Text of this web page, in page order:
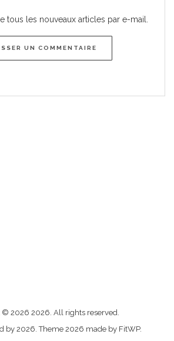
tous les nouveaux articles par e-mail.
UN COMMENTAIRE
contacter
© 2026 2026. All rights reserved.
by 2026. Theme 2026 made by FitWP.